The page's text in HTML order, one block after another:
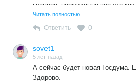
главное, неожиданно все это
после этого опять все будет
постоянно в голове будет
вроде еще пара дней есть».
замешкались и все в аут.
вакциной, а ее нету. Не завезли.
прошибет!
Читать полностью
Ответить 0
sovet1
5 лет назад
А сейчас будет новая Госдума.
Здорово.